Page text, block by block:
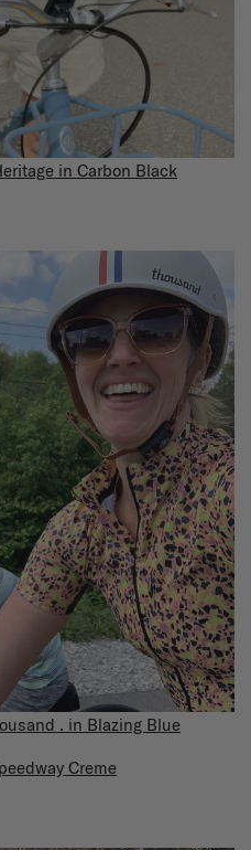
in Carbon Black
. in Blazing Blue
Creme